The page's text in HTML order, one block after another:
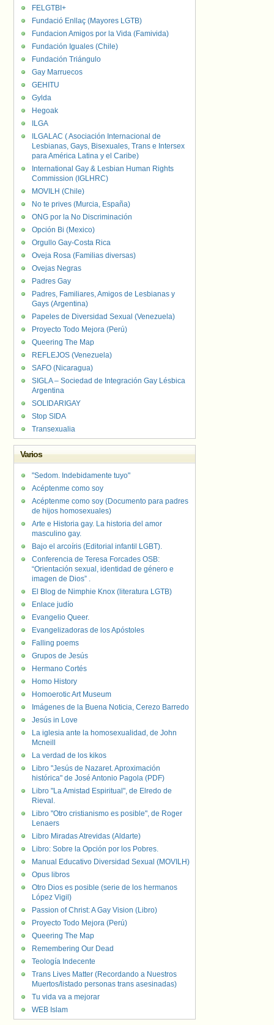
FELGTBI+
Fundació Enllaç (Mayores LGTB)
Fundacion Amigos por la Vida (Famivida)
Fundación Iguales (Chile)
Fundación Triángulo
Gay Marruecos
GEHITU
Gylda
Hegoak
ILGA
ILGALAC ( Asociación Internacional de
Lesbianas, Gays, Bisexuales, Trans e Intersex
para América Latina y el Caribe)
International Gay & Lesbian Human Rights
Commission (IGLHRC)
MOVILH (Chile)
No te prives (Murcia, España)
ONG por la No Discriminación
Opción Bi (Mexico)
Orgullo Gay-Costa Rica
Oveja Rosa (Familias diversas)
Ovejas Negras
Padres Gay
Padres, Familiares, Amigos de Lesbianas y
Gays (Argentina)
Papeles de Diversidad Sexual (Venezuela)
Proyecto Todo Mejora (Perú)
Queering The Map
REFLEJOS (Venezuela)
SAFO (Nicaragua)
SIGLA – Sociedad de Integración Gay Lésbica
Argentina
SOLIDARIGAY
Stop SIDA
Transexualia
Varios
"Sedom. Indebidamente tuyo"
Acéptenme como soy
Acéptenme como soy (Documento para padres
de hijos homosexuales)
Arte e Historia gay. La historia del amor
masculino gay.
Bajo el arcoíris (Editorial infantil LGBT).
Conferencia de Teresa Forcades OSB:
“Orientación sexual, identidad de género e
imagen de Dios” .
El Blog de Nimphie Knox (literatura LGTB)
Enlace judío
Evangelio Queer.
Evangelizadoras de los Apóstoles
Falling poems
Grupos de Jesús
Hermano Cortés
Homo History
Homoerotic Art Museum
Imágenes de la Buena Noticia, Cerezo Barredo
Jesús in Love
La iglesia ante la homosexualidad, de John
Mcneill
La verdad de los kikos
Libro "Jesús de Nazaret. Aproximación
histórica" de José Antonio Pagola (PDF)
Libro "La Amistad Espiritual", de Elredo de
Rieval.
Libro "Otro cristianismo es posible", de Roger
Lenaers
Libro Miradas Atrevidas (Aldarte)
Libro: Sobre la Opción por los Pobres.
Manual Educativo Diversidad Sexual (MOVILH)
Opus libros
Otro Dios es posible (serie de los hermanos
López Vigil)
Passion of Christ: A Gay Vision (Libro)
Proyecto Todo Mejora (Perú)
Queering The Map
Remembering Our Dead
Teología Indecente
Trans Lives Matter (Recordando a Nuestros
Muertos/listado personas trans asesinadas)
Tu vida va a mejorar
WEB Islam